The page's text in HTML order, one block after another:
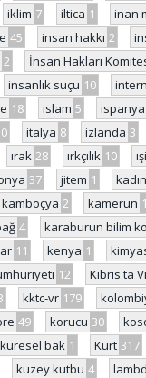
iklim 7 iltica 1 inan
45 insan hakkı 2
2 İnsan Hakları
insanlık suçu 10
18 islam 5 ispanya
italya 8 izlanda 3
ırak 28 ırkçılık 10
37 jitem 1 kadın
kamboçya 2 kamerun 1
4 karaburun bilim
11 kenya 1
12
Kıbrıs'ta
kktc-vr 179
49 korucu 30
küresel bak 1 Kürt 317
kuzey kutbu 4